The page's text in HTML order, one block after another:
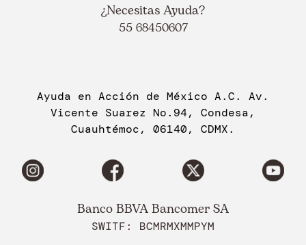
¿Necesitas Ayuda?
55 68450607
Ayuda en Acción de México A.C. Av.
Vicente Suarez No.94, Condesa,
Cuauhtémoc, 06140, CDMX.
Banco BBVA Bancomer SA
SWITF: BCMRMXMMPYM